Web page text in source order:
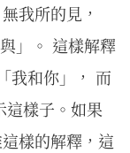
我所的見，
」。 這樣解釋
我和你」， 而
這樣子。如果
樣的解釋，這